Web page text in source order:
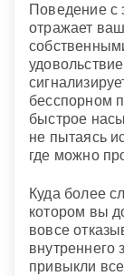
Поведение с
отражает
бесспорном
быстрое
не пытаясь
где можно
Куда более
котором вы
вовсе
внутреннего
привыкли